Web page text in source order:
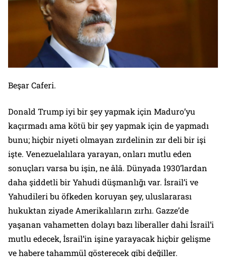
Beşar Caferi.
Donald Trump iyi bir şey yapmak için Maduro’yu
kaçırmadı ama kötü bir şey yapmak için de yapmadı
bunu; hiçbir niyeti olmayan zırdelinin zır deli bir işi
işte. Venezuelalılara yarayan, onları mutlu eden
sonuçları varsa bu işin, ne âlâ. Dünyada 1930’lardan
daha şiddetli bir Yahudi düşmanlığı var. İsrail’i ve
Yahudileri bu öfkeden koruyan şey, uluslararası
hukuktan ziyade Amerikalıların zırhı. Gazze’de
yaşanan vahametten dolayı bazı liberaller dahi İsrail’i
mutlu edecek, İsrail’in işine yarayacak hiçbir gelişme
ve habere tahammül gösterecek gibi değiller.